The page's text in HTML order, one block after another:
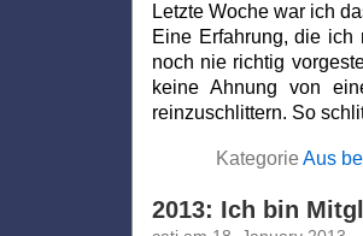
Letzte Woche war ich
Eine Erfahrung, die
noch nie richtig
keine Ahnung von
reinzuschlittern. So
Kategorie Aus
2013: Ich bin